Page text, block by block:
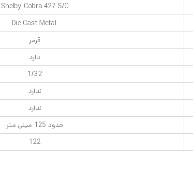
Shelby Cobra 427 S/C
قرمز
دارد
1/32
ندارد
ندارد
حدود 125 میلی متر
122